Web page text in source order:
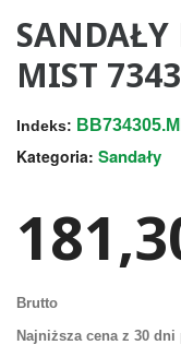
SANDAŁY
MIST
Indeks:
Kategoria: Sandały
Brutto
Najniższa cena z 30